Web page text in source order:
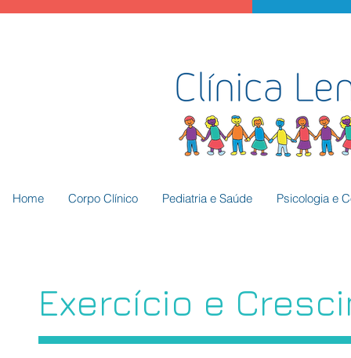
Home Corpo Clínico Pediatria e Saúde Psicologia e
Exercício e